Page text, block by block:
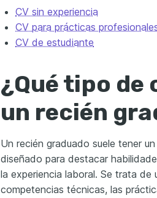
CV sin experiencia
CV para prácticas
CV de estudiante
¿Qué tipo
un recién
Un recién graduado suele tener un
diseñado para destacar
la experiencia laboral. Se trata de
competencias técnicas, las